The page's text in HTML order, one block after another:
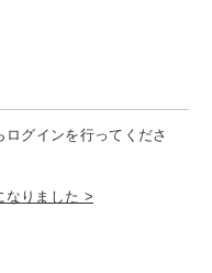
グインを行ってくださ
なりました >